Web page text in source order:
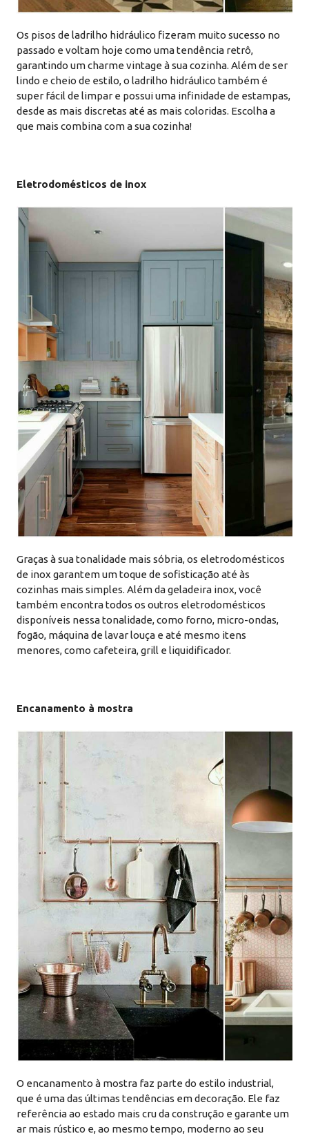
Os pisos de ladrilho hidráulico fizeram muito sucesso no
passado e voltam hoje como uma tendência retrô,
garantindo um charme vintage à sua cozinha. Além de ser
lindo e cheio de estilo, o ladrilho hidráulico também é
super fácil de limpar e possui uma infinidade de estampas,
desde as mais discretas até as mais coloridas. Escolha a
que mais combina com a sua cozinha!
Eletrodomésticos de inox
Graças à sua tonalidade mais sóbria, os eletrodomésticos
de inox garantem um toque de sofisticação até às
cozinhas mais simples. Além dageladeira inox, você
também encontra todos os outros eletrodomésticos
disponíveis nessa tonalidade, como forno, micro-ondas,
fogão, máquina de lavar louça e até mesmo itens
menores, como cafeteira, grill e liquidificador.
Encanamento à mostra
O encanamento à mostra faz parte do estilo industrial,
que é uma das últimas tendências em decoração. Ele faz
referência ao estado mais cru da construção e garante um
ar mais rústico e, ao mesmo tempo, moderno ao seu